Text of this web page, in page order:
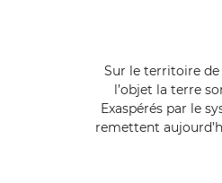
Sur le territoire
l’objet la terre
Exaspérés par le
remettent